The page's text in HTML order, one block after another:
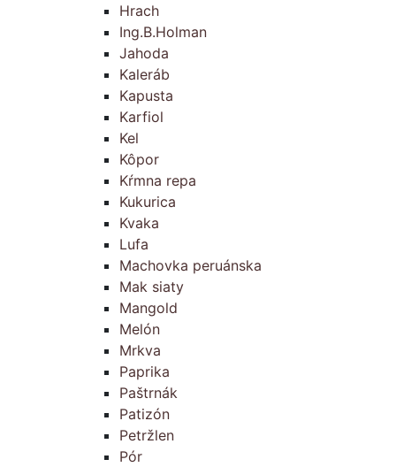
Hrach
Ing.B.Holman
Jahoda
Kaleráb
Kapusta
Karfiol
Kel
Kôpor
Kŕmna repa
Kukurica
Kvaka
Lufa
Machovka peruánska
Mak siaty
Mangold
Melón
Mrkva
Paprika
Paštrnák
Patizón
Petržlen
Pór